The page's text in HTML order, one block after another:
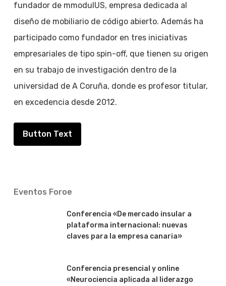
fundador de mmodulUS, empresa dedicada al
diseño de mobiliario de código abierto. Además ha
participado como fundador en tres iniciativas
empresariales de tipo spin-off, que tienen su origen
en su trabajo de investigación dentro de la
universidad de A Coruña, donde es profesor titular,
en excedencia desde 2012.
Button Text
Eventos Foroe
Conferencia «De mercado insular a
plataforma internacional: nuevas
claves para la empresa canaria»
Conferencia presencial y online
«Neurociencia aplicada al liderazgo